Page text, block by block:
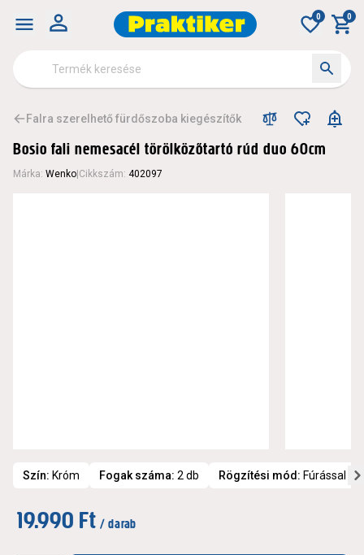
0 0
Falra szerelhető fürdőszoba kiegészítők
Bosio fali nemesacél törölközőtartó rúd duo 60cm
Márka: Wenko Cikkszám: 402097
Szín: Króm Fogak száma: 2 db Rögzítési mód: Fúrással
19.990 Ft / darab